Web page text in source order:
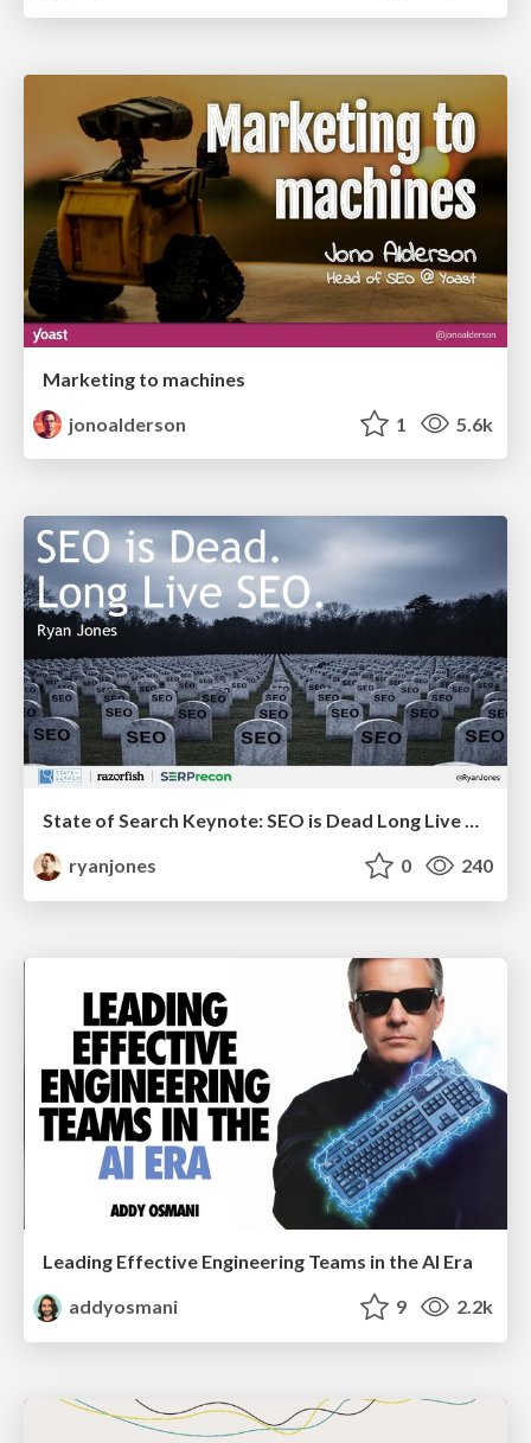
Marketing to machines
jonoalderson
1 5.6k
State of Search Keynote: SEO is Dead Long Live SEO
ryanjones
0 240
Leading Effective Engineering Teams in the AI Era
addyosmani
9 2.2k